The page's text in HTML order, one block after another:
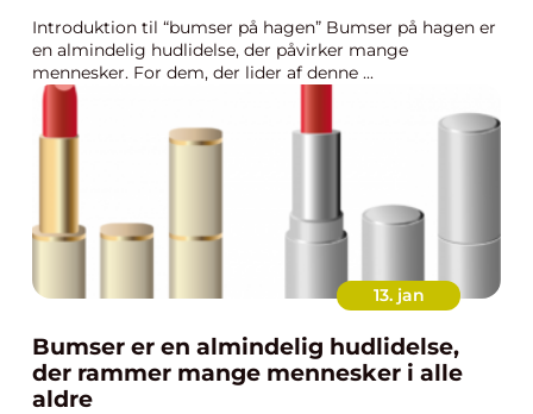
Introduktion til “bumser på hagen” Bumser på hagen er
en almindelig hudlidelse, der påvirker mange
mennesker. For dem, der lider af denne ...
13. jan
Bumser er en almindelig hudlidelse,
der rammer mange mennesker i alle
aldre